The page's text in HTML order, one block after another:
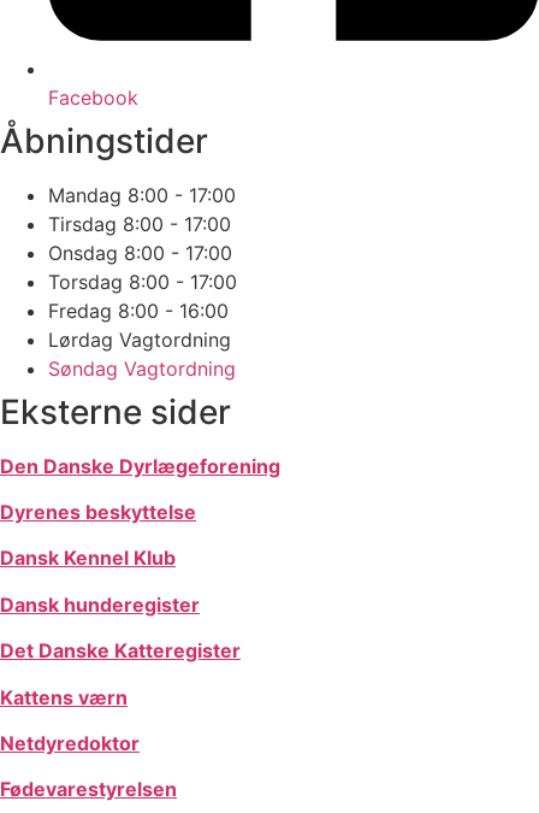
Facebook
Åbningstider
Mandag 8:00 - 17:00
Tirsdag 8:00 - 17:00
Onsdag 8:00 - 17:00
Torsdag 8:00 - 17:00
Fredag 8:00 - 16:00
Lørdag Vagtordning
Søndag Vagtordning
Eksterne sider
Den Danske Dyrlægeforening
Dyrenes beskyttelse
Dansk Kennel Klub
Dansk hunderegister
Det Danske Katteregister
Kattens værn
Netdyredoktor
Fødevarestyrelsen